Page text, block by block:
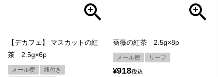
【デカフェ】 マスカットの紅
茶 2.5g×6p
メール便
紐付き
薔薇の紅茶 2.5g×8p
メール便 リーフ
¥918税込